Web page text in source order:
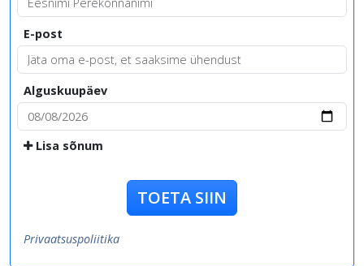
E-post
Alguskuupäev
Lisa sõnum
TOETA SIIN
Privaatsuspoliitika